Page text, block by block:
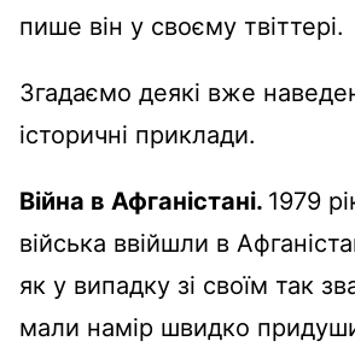
пише він у своєму твіттері.
Згадаємо деякі вже
історичні приклади.
Війна в Афганістані. 1979
війська ввійшли в
як у випадку зі своїм так
мали намір швидко